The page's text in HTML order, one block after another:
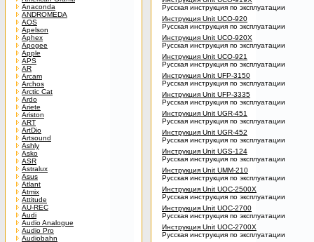
Anaconda
ANDROMEDA
AOS
Apelson
Aphex
Apogee
Apple
APS
AR
Arcam
Archos
Arctic Cat
Ardo
Ariete
Ariston
ART
ArtDio
Artsound
Ashly
Asko
ASR
Astralux
Asus
Atlant
Atmix
Attitude
AU-REC
Audi
Audio Analogue
Audio Pro
Audiobahn
Русская инструкция по эксплуатации
Инструкция Unit UCO-920
Русская инструкция по эксплуатации
Инструкция Unit UCO-920X
Русская инструкция по эксплуатации
Инструкция Unit UCO-921
Русская инструкция по эксплуатации
Инструкция Unit UFP-3150
Русская инструкция по эксплуатации
Инструкция Unit UFP-3335
Русская инструкция по эксплуатации
Инструкция Unit UGR-451
Русская инструкция по эксплуатации
Инструкция Unit UGR-452
Русская инструкция по эксплуатации
Инструкция Unit UGS-124
Русская инструкция по эксплуатации
Инструкция Unit UMM-210
Русская инструкция по эксплуатации
Инструкция Unit UOC-2500X
Русская инструкция по эксплуатации
Инструкция Unit UOC-2700
Русская инструкция по эксплуатации
Инструкция Unit UOC-2700X
Русская инструкция по эксплуатации